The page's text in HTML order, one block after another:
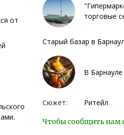
от
торговые
Старый базар в
В
Сюжет: Ритейл
Чтобы сообщить нам